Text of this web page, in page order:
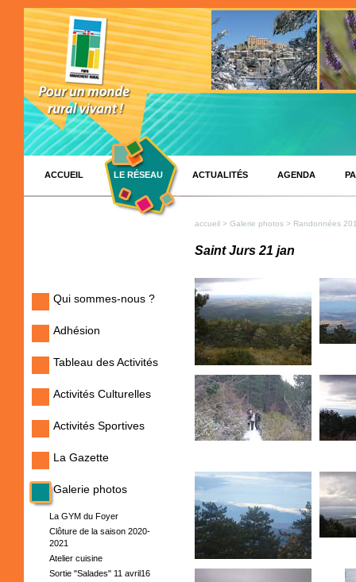
ACCUEIL LE RÉSEAU ACTUALITÉS AGENDA
Qui sommes-nous ?
Adhésion
Tableau des Activités
Activités Culturelles
Activités Sportives
La Gazette
Galerie photos
La GYM du Foyer
Clôture de la saison 2020-
2021
Atelier cuisine
Sortie "Salades" 11 avril16
accueil > Galerie photos > Randonnées
Saint Jurs 21 jan